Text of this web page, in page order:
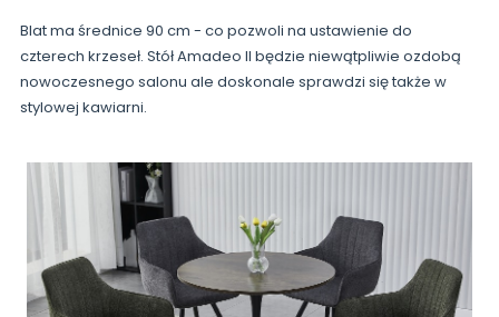
Blat ma średnice 90 cm - co pozwoli na ustawienie do
czterech krzeseł. Stół Amadeo II będzie niewątpliwie ozdobą
nowoczesnego salonu ale doskonale sprawdzi się także w
stylowej kawiarni.